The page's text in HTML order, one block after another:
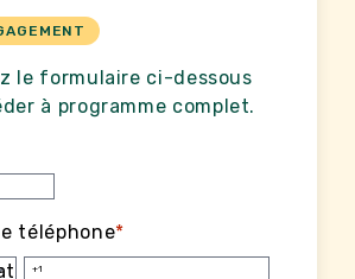
le formulaire ci-dessous
à programme complet.
téléphone*